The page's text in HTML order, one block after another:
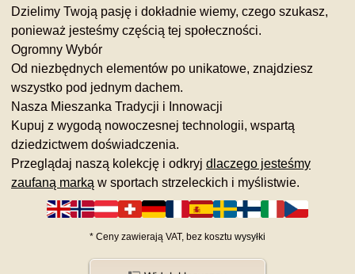
Dzielimy Twoją pasję i dokładnie wiemy, czego szukasz,
ponieważ jesteśmy częścią tej społeczności.
Ogromny Wybór
Od niezbędnych elementów po unikatowe, znajdziesz
wszystko pod jednym dachem.
Nasza Mieszanka Tradycji i Innowacji
Kupuj z wygodą nowoczesnej technologii, wspartą
dziedzictwem doświadczenia.
Przeglądaj naszą kolekcję i odkryj dlaczego jesteśmy
zaufaną marką w sportach strzeleckich i myślistwie.
* Ceny zawierają VAT, bez kosztu wysyłki